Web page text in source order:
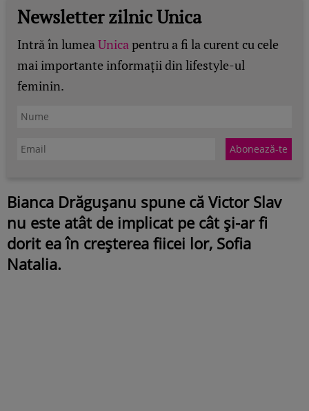
Newsletter zilnic Unica
Intră în lumeaUnicapentru a fi la curent cu cele
mai importante informații din lifestyle-ul
feminin.
Bianca Drăgușanu spune că Victor Slav
nu este atât de implicat pe cât și-ar fi
dorit ea în creșterea fiicei lor, Sofia
Natalia.